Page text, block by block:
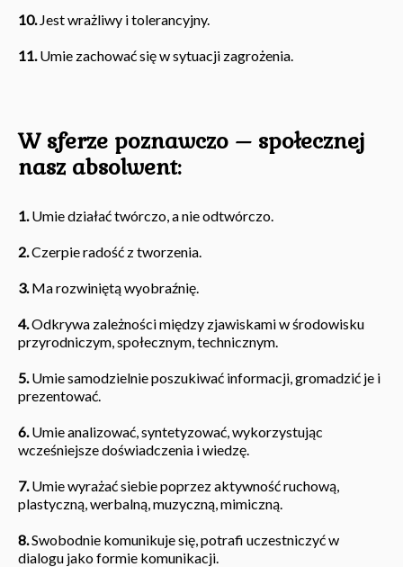
10.Jest wrażliwy i tolerancyjny.
11.Umie zachować się w sytuacji zagrożenia.
W sferze poznawczo – społecznej
nasz absolwent:
1.Umie działać twórczo, a nie odtwórczo.
2.Czerpie radość z tworzenia.
3.Ma rozwiniętą wyobraźnię.
4.Odkrywa zależności między zjawiskami w środowisku
przyrodniczym, społecznym, technicznym.
5.Umie samodzielnie poszukiwać informacji, gromadzić je i
prezentować.
6.Umie analizować, syntetyzować, wykorzystując
wcześniejsze doświadczenia i wiedzę.
7.Umie wyrażać siebie poprzez aktywność ruchową,
plastyczną, werbalną, muzyczną, mimiczną.
8.Swobodnie komunikuje się, potrafi uczestniczyć w
dialogu jako formie komunikacji.